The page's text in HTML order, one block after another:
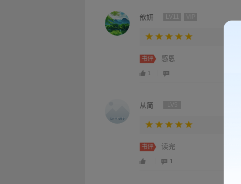
歆妍
书评 感恩
1
从简
书评 读完
1